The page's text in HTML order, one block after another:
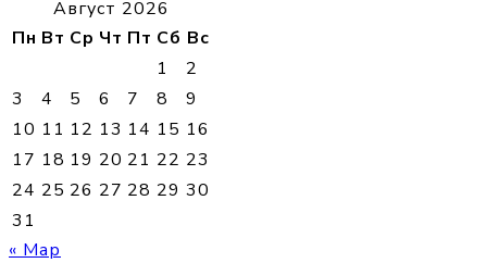
Август 2026
Пн Вт Ср Чт Пт Сб Вс
1
2
3
4 5 6 7 8
9
10 11 12 13 14 15 16
17 18 19 20 21 22 23
24 25 26 27 28 29 30
31
« Мар